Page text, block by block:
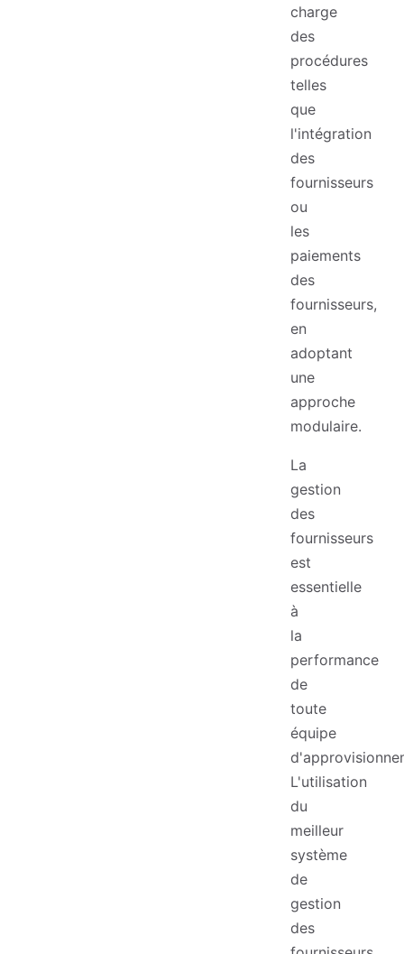
charge
des
procédures
telles
que
l'intégration
des
fournisseurs
ou
les
paiements
des
fournisseurs,
en
adoptant
une
approche
modulaire.
La
gestion
des
fournisseurs
est
essentielle
à
la
performance
de
toute
équipe
L'utilisation
du
meilleur
système
de
gestion
des